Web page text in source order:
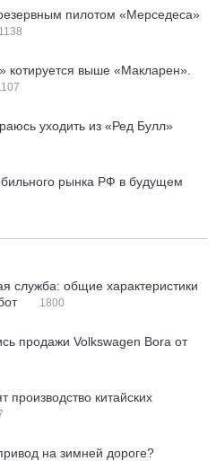
пилотом «Мерседеса»
1138
котируется выше «Макларен».
уходить из «Ред Булл»
рынка РФ в будущем
служба: общие характеристики
1800
продажи Volkswagen Bora от
китайских
на зимней дороге?